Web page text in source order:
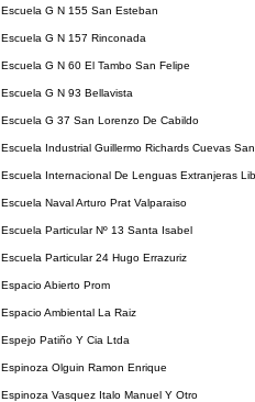
Escuela G N 155 San Esteban
Escuela G N 157 Rinconada
Escuela G N 60 El Tambo San Felipe
Escuela G N 93 Bellavista
Escuela G 37 San Lorenzo De Cabildo
Escuela Industrial Guillermo Richards Cuevas
Escuela Internacional De Lenguas Extranjeras
Escuela Naval Arturo Prat Valparaiso
Escuela Particular Nº 13 Santa Isabel
Escuela Particular 24 Hugo Errazuriz
Espacio Abierto Prom
Espacio Ambiental La Raiz
Espejo Patiño Y Cia Ltda
Espinoza Olguin Ramon Enrique
Espinoza Vasquez Italo Manuel Y Otro